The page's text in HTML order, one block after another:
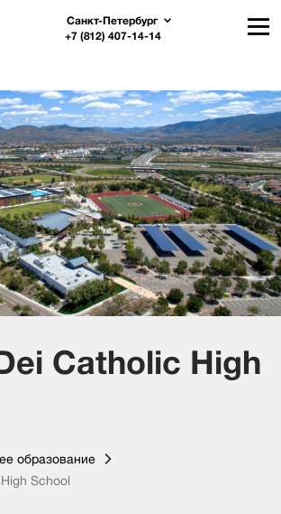
Санкт-Петербург
+7 (812) 407-14-14
Catholic High
образование
School